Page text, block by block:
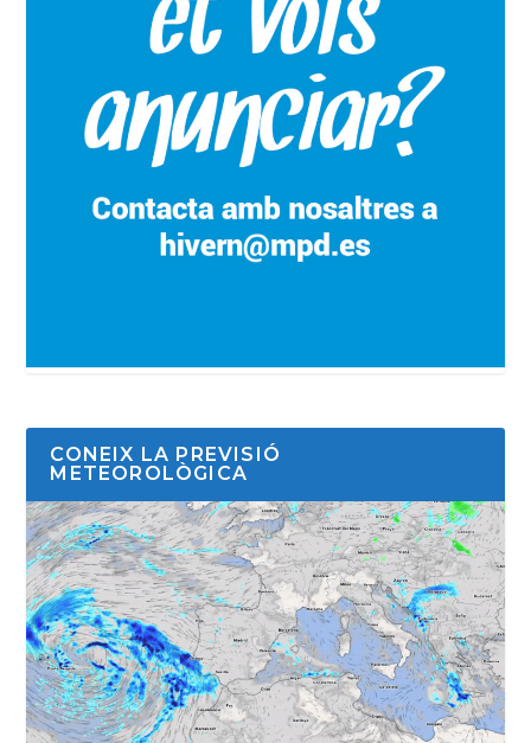
CONEIX LA PREVISIÓ
METEOROLÒGICA